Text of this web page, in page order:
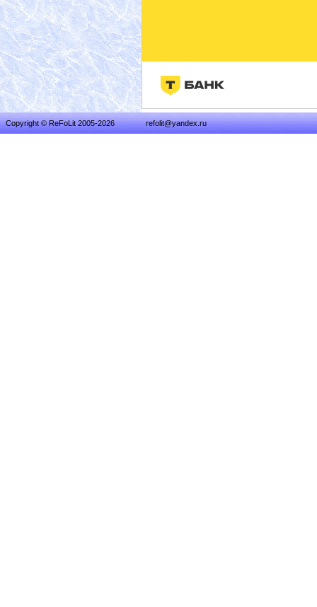
Copyright © ReFoLit 2005-2026 refolit@yandex.ru